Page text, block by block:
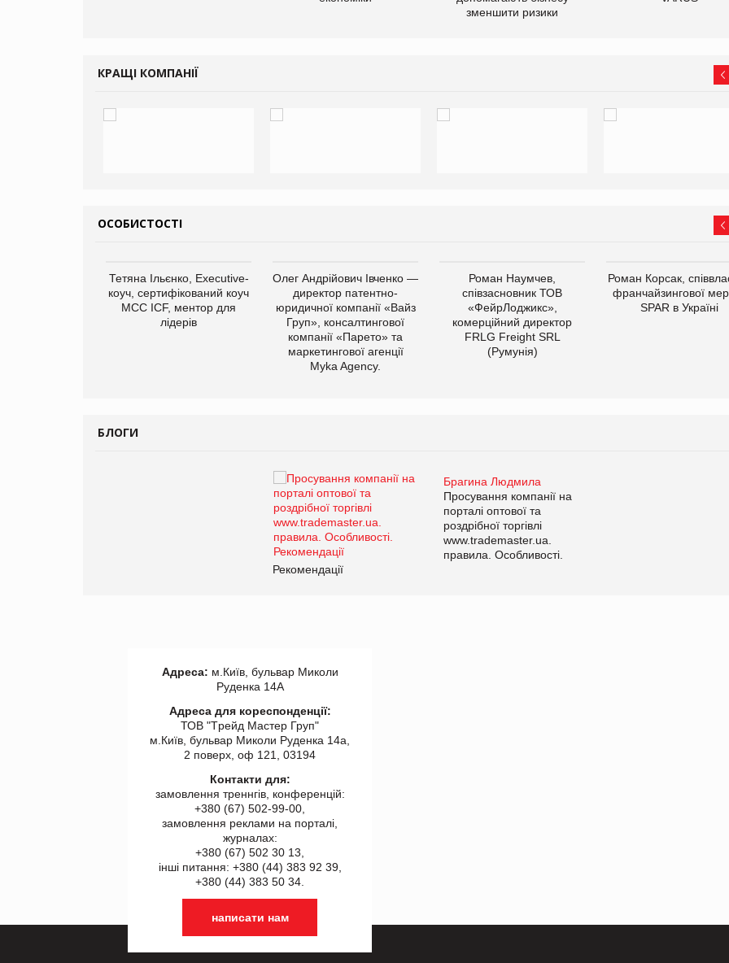
зменшити ризики
КРАЩІ КОМПАНІЇ
ОСОБИСТОСТІ
Тетяна Ільєнко, Executive-
коуч, сертифікований коуч
МСС ICF, ментор для
лідерів
Олег Андрійович Івченко —
директор патентно-
юридичної компанії «Вайз
Груп», консалтингової
компанії «Парето» та
маркетингової агенції
Myka Agency.
Роман Наумчев,
співзасновник ТОВ
«ФейрЛоджикс»,
комерційний директор
FRLG Freight SRL
(Румунія)
Роман Корсак,
франчайзингової
SPAR в Україні
БЛОГИ
Брагина Людмила
Просування компанії на
порталі оптової та
роздрібної торгівлі
www.trademaster.ua.
правила. Особливості.
Рекомендації
Адреса: м.Київ, бульвар Миколи
Руденка 14А
Адреса для кореспонденції:
ТОВ "Tрейд Мастер Груп"
м.Київ, бульвар Миколи Руденка 14а,
2 поверх, оф 121, 03194
Контакти для:
замовлення треннгів, конференцій:
+380 (67) 502-99-00,
замовлення реклами на порталі,
журналах:
+380 (67) 502 30 13,
інші питання: +380 (44) 383 92 39,
+380 (44) 383 50 34.
написати нам